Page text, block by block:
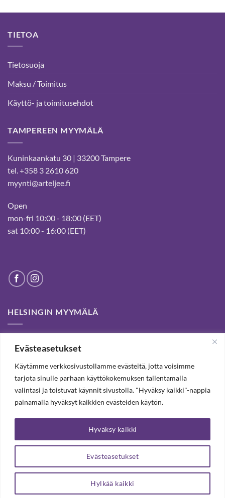
Evästeasetukset
Käytämme verkkosivustollamme evästeitä, jotta voisimme
tarjota sinulle parhaan käyttökokemuksen tallentamalla
valintasi ja toistuvat käynnit sivustolla. "Hyväksy kaikki"-nappia
painamalla hyväksyt kaikkien evästeiden käytön.
Evästeasetukset
Hylkää kaikki
Hyväksy kaikki
TIETOA
Tietosuoja
Maksu / Toimitus
Käyttö- ja toimitusehdot
TAMPEREEN MYYMÄLÄ
Kuninkaankatu 30 | 33200 Tampere
tel. +358 3 2610 620
myynti@arteljee.fi
Open
mon-fri 10:00 - 18:00 (EET)
sat 10:00 - 16:00 (EET)
HELSINGIN MYYMÄLÄ
customers for passed years and welcome you to our Tampere
shop and webstore.
TILAA UUTISKIRJE, SAAT 20% ALENNUKSEN
TILAA UUTISKIRJEEMME
Copyright 2026 ©